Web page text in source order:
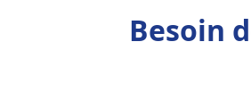
Besoin